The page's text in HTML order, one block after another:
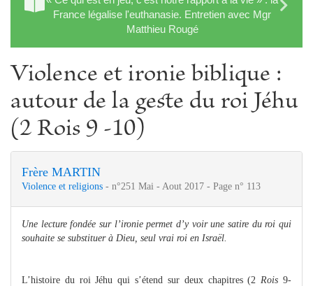
France légalise l'euthanasie. Entretien avec Mgr
Matthieu Rougé
Violence et ironie biblique :
autour de la geste du roi Jéhu
(2 Rois 9 -10)
Frère MARTIN
Violence et religions - n°251 Mai - Aout 2017 - Page n° 113
Une lecture fondée sur l’ironie permet d’y voir une satire du roi qui
souhaite se substituer à Dieu, seul vrai roi en Israël.
L’histoire du roi Jéhu qui s’étend sur deux chapitres (2 Rois9-